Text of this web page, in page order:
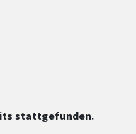
stattgefunden.